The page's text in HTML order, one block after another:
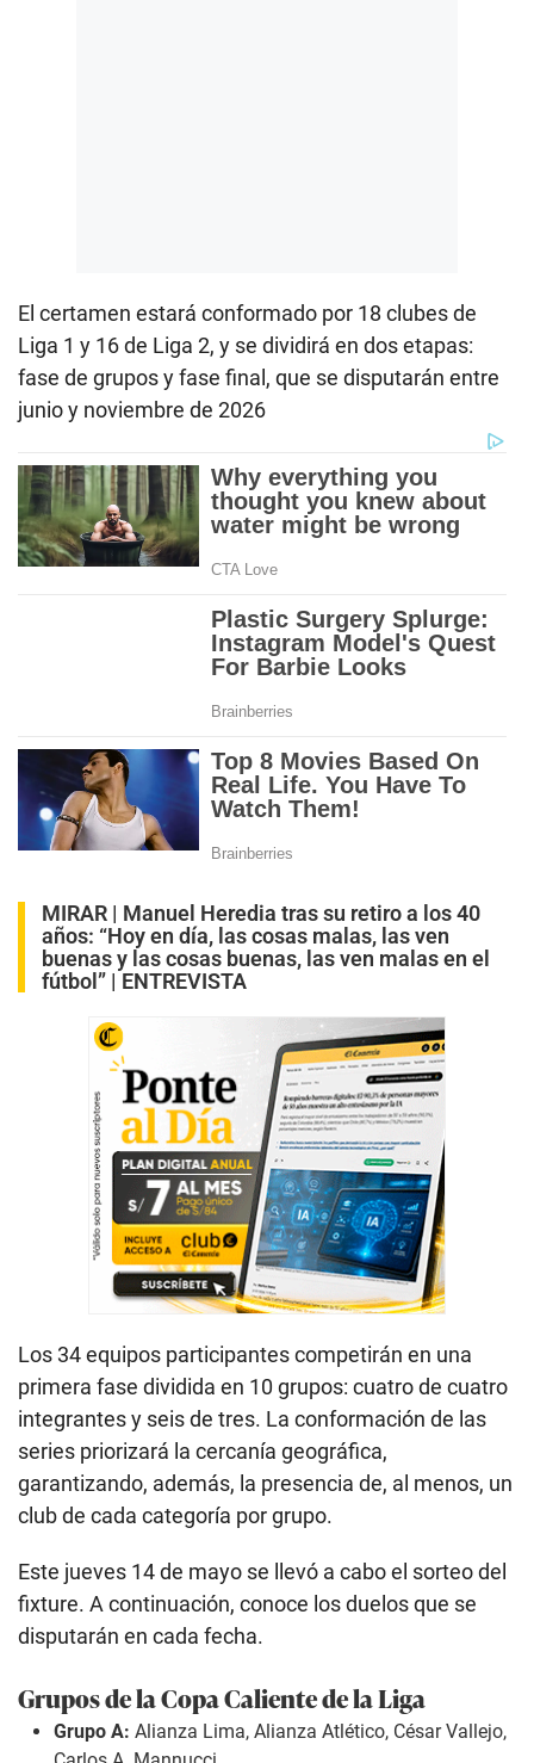
El certamen estará conformado por 18 clubes de
Liga 1 y 16 de Liga 2, y se dividirá en dos etapas:
fase de grupos y fase final, que se disputarán entre
junio y noviembre de 2026
MIRAR | Manuel Heredia tras su retiro a los 40
años: “Hoy en día, las cosas malas, las ven
buenas y las cosas buenas, las ven malas en el
fútbol” | ENTREVISTA
Los 34 equipos participantes competirán en una
primera fase dividida en 10 grupos: cuatro de cuatro
integrantes y seis de tres. La conformación de las
series priorizará la cercanía geográfica,
garantizando, además, la presencia de, al menos, un
club de cada categoría por grupo.
Este jueves 14 de mayo se llevó a cabo el sorteo del
fixture. A continuación, conoce los duelos que se
disputarán en cada fecha.
Grupos de la Copa Caliente de la Liga
Grupo A: Alianza Lima, Alianza Atlético, César Vallejo,